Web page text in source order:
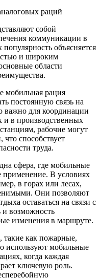
раций
собой
коммуникации в
объясняется
и широким
области
мобильная рация
постоянную связь на
важно для координации
и в производственных
рабочие могут
способствует
труда.
сфера, где мобильные
применение. В условиях
в горах или лесах,
Они позволяют
оставаться на связи с
и возможность
изменения в маршруте.
такие как пожарные,
используют мобильные
когда каждая
ключевую роль.